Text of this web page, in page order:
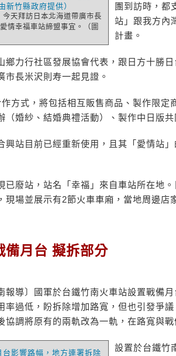
天拜訪日本北海道帶廣市長
情幸福車站締盟事宜。（圖
團到訪時，都
站」跟我方內
計畫。
鄉力行社區發展協會代表，跟日方十勝
市長米沢則寿一起見證。
方式，將包括相互販售商品、製作限定
（婚紗、結婚典禮活動）、製作中日版
興站目前已經重新使用，且其「愛情站
已廢站，站名「幸福」來自車站所在地
現場並展示有2節火車車廂，當地周邊店
備月台 擬拆部分
報導〕國軍於台鐵竹南火車站設置戰備
率過低，盼拆除增加路寬，但也引發爭
協調將原有的兩軌改為一軌，在路寬與
設置於台鐵竹